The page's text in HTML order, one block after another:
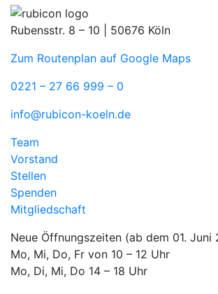
Rubensstr. 8 – 10 | 50676 Köln
Zum Routenplan auf Google Maps
0221 – 27 66 999 – 0
info@rubicon-koeln.de
Team
Vorstand
Stellen
Spenden
Mitgliedschaft
Neue Öffnungszeiten (ab dem 01. Juni
Mo, Mi, Do, Fr von 10 – 12 Uhr
Mo, Di, Mi, Do 14 – 18 Uhr